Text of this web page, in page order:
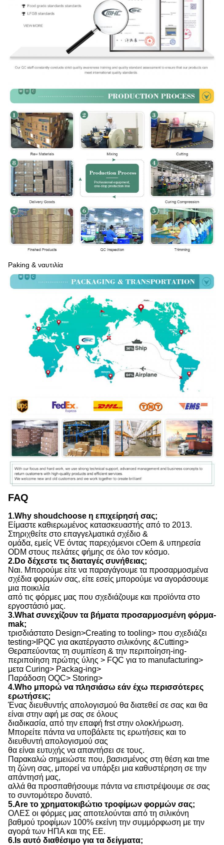
Paking & ναυτιλία
FAQ
1.Why shoudchoose η επιχείρησή σας;
Είμαστε καθιερωμένος κατασκευαστής από το 2013.
Στηριχθείτε στο επαγγελματικά σχέδιο &
ομάδα, εμείς VE όντας παρεχόμενοι cOem & υπηρεσία
ODM στους πελάτες φήμης σε όλο τον κόσμο.
2.Do δέχεστε τις διαταγές συνήθειας;
Ναι. Μπορούμε είτε να παραγάγουμε τα προσαρμοσμένα
σχέδια φορμών σας, είτε εσείς μπορούμε να αγοράσουμε
μια ποικιλία
από τις φόρμες μας που σχεδιάζουμε και προϊόντα στο
εργοστάσιό μας.
3.What συνεχίζουν τα βήματα προσαρμοσμένη φόρμα-
mak;
τρισδιάστατο Design>Creating το tooling> που σχεδιάζει
testing>IPQC για ακατέργαστο σιλικόνης &Cutting>
Θεραπεύοντας τη συμπίεση & την περιποίηση-ing-
περιποίηση πρώτης ύλης > FQC για το manufacturing>
μετα Curing> Packag-ing>
Παράδοση OQC> Storing>
4.Who μπορώ να πλησιάσω εάν έχω περισσότερες
ερωτήσεις;
Ένας διευθυντής απολογισμού θα διατεθεί σε σας και θα
είναι στην αφή με σας σε όλους
διαδικασία, από την επαφή frst στην ολοκλήρωση.
Μπορείτε πάντα να υποβάλετε τις ερωτήσεις και το
διευθυντή απολογισμού σας
θα είναι ευτυχής να απαντήσει σε τους.
Παρακαλώ σημειώστε που, βασισμένος στη θέση και tme
τη ζώνη σας, μπορεί να υπάρξει μια καθυστέρηση σε την
απάντησή μας,
αλλά θα προσπαθήσουμε πάντα να επιστρέψουμε σε σας
το συντομότερο δυνατό.
5.Are το χρηματοκιβώτιο τροφίμων φορμών σας;
ΟΛΕΣ οι φόρμες μας αποτελούνται από τη σιλικόνη
βαθμού τροφίμων 100% εκείνη την συμμόρφωση με την
αγορά των ΗΠΑ και της ΕΕ.
6.Is αυτό διαθέσιμο για τα δείγματα;